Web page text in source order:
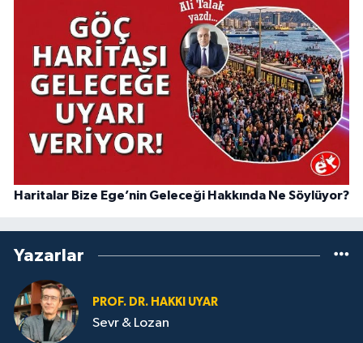
Haritalar Bize Ege’nin Geleceği Hakkında Ne Söylüyor?
Yazarlar
PROF. DR. HAKKI UYAR
Sevr & Lozan